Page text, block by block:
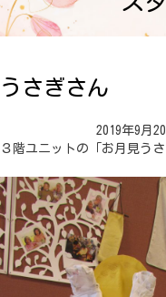
うさぎさん
2019年9月
３階ユニットの「お月見うさ